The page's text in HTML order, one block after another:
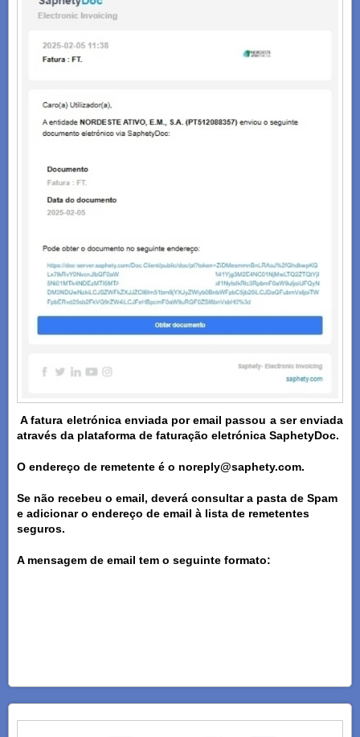
A fatura eletrónica enviada por email passou a ser enviada
através da plataforma de faturação eletrónica SaphetyDoc.
O endereço de remetente é o noreply@saphety.com.
Se não recebeu o email, deverá consultar a pasta de Spam
e adicionar o endereço de email à lista de remetentes
seguros.
A mensagem de email tem o seguinte formato: